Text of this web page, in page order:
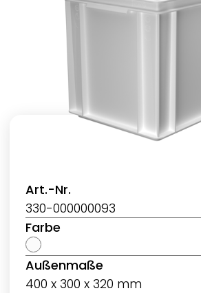
Art.-Nr.
330-000000093
Farbe
Außenmaße
400 x 300 x 320 mm